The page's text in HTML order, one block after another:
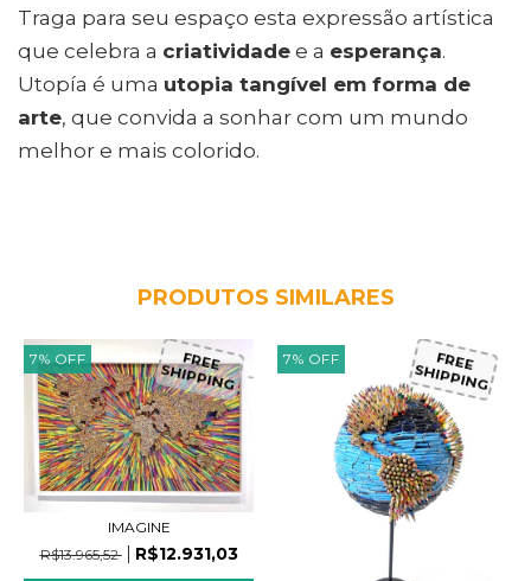
Traga para seu espaço esta expressão artística
que celebra a criatividade e a esperança.
Utopía é uma utopia tangível em forma de
arte, que convida a sonhar com um mundo
melhor e mais colorido.
PRODUTOS SIMILARES
7% OFF FREE
SHIPPING
IMAGINE
R$13.965,52
R$12.931,03
7% OFF FREE
SHIPPING